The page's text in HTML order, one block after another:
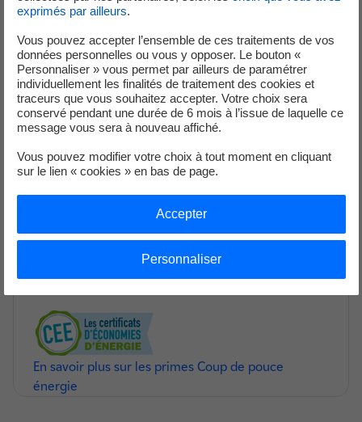
Efficacité énergétique
Coup de pouce énergie
Des primes « Coup de pouce » pour booster la
Vous êtes propriétaires de bâtiments tertiaires ou en
charge de bâtiments résidentiels collectifs ? Profitez de la
prime énergie incitative « Coup de pouce » pour limiter
de vos bâtiments et le remplacement de vos équipements
énergivores.
En savoir plus sur les primes Coup de pouce
énergie
exprimés par ailleurs.
Vous pouvez accepter l’ensemble de ces traitements de vos
données personnelles ou vous y opposer. Le bouton «
Personnaliser » vous permet par ailleurs de paramétrer
individuellement les finalités de traitement des cookies et
traceurs que vous souhaitez accepter. Votre choix sera
conservé pendant une durée de 6 mois à l’issue de laquelle ce
message vous sera à nouveau affiché.
Vous pouvez modifier votre choix à tout moment en cliquant
sur le lien « cookies » en bas de page.
Personnaliser
Accepter